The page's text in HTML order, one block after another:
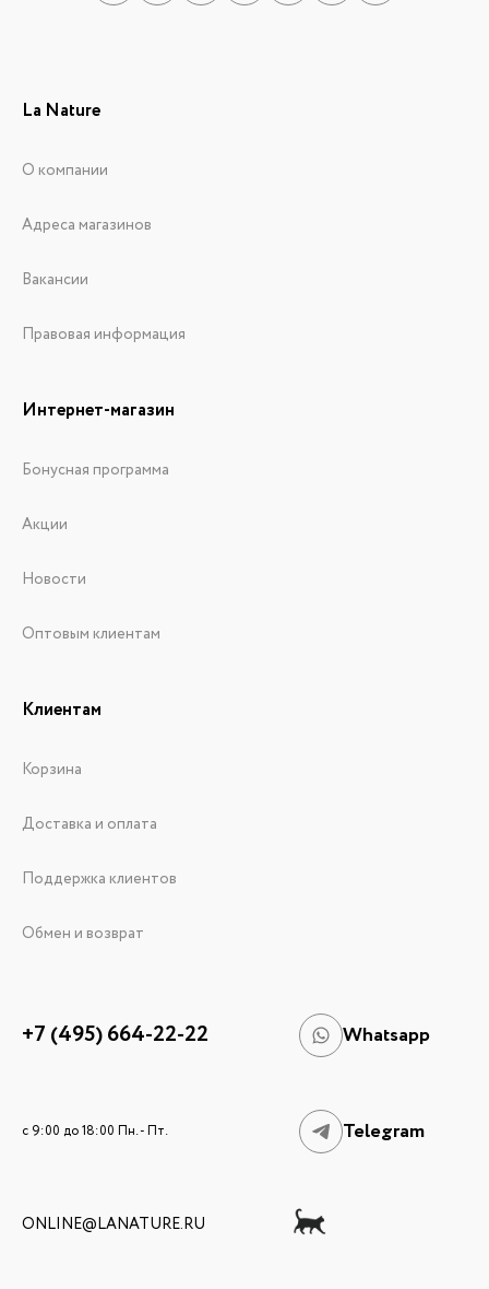
La Nature
О компании
Адреса магазинов
Вакансии
Правовая информация
Интернет-магазин
Бонусная программа
Акции
Новости
Оптовым клиентам
Клиентам
Корзина
Доставка и оплата
Поддержка клиентов
Обмен и возврат
+7 (495) 664-22-22 Whatsapp
c 9:00 до 18:00 Пн. - Пт. Telegram
ONLINE@LANATURE.RU